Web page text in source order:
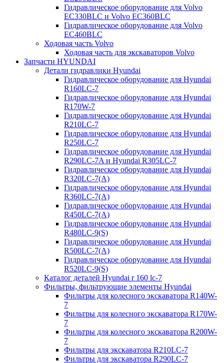
Гидравлическое оборудование для Volvo
EC330BLC и Volvo EC360BLC
Гидравлическое оборудование для Volvo
EC460BLC
Ходовая часть Volvo
Ходовая часть для экскаваторов Volvo
Запчасти HYUNDAI
Детали гидравлики Hyundai
Гидравлическое оборудование для Hyundai
R160LC-7
Гидравлическое оборудование для Hyundai
R170W-7
Гидравлическое оборудование для Hyundai
R210LC-7
Гидравлическое оборудование для Hyundai
R250LC-7
Гидравлическое оборудование для Hyundai
R290LC-7A и Hyundai R305LC-7
Гидравлическое оборудование для Hyundai
R320LC-7(A)
Гидравлическое оборудование для Hyundai
R360LC-7(A)
Гидравлическое оборудование для Hyundai
R450LC-7(A)
Гидравлическое оборудование для Hyundai
R480LC-9(S)
Гидравлическое оборудование для Hyundai
R500LC-7(A)
Гидравлическое оборудование для Hyundai
R520LC-9(S)
Каталог деталей Hyundai r 160 lc-7
Фильтры, фильтрующие элементы Hyundai
Фильтры для колесного экскаватора R140W-
7
Фильтры для колесного экскаватора R170W-
7
Фильтры для колесного экскаватора R200W-
7
Фильтры для экскаватора R210LC-7
Фильтры для экскаватора R290LC-7